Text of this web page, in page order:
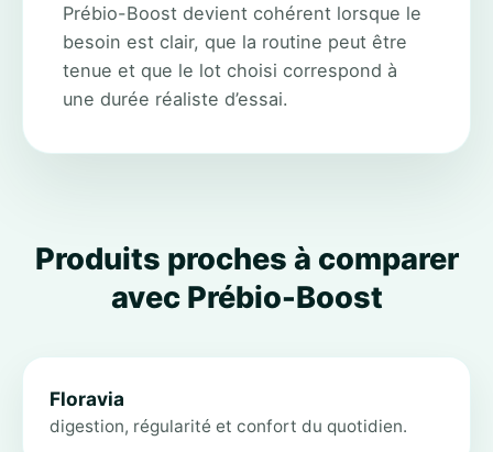
Prébio-Boost devient cohérent lorsque le
besoin est clair, que la routine peut être
tenue et que le lot choisi correspond à
une durée réaliste d’essai.
Produits proches à comparer
avec Prébio-Boost
Floravia
digestion, régularité et confort du quotidien.